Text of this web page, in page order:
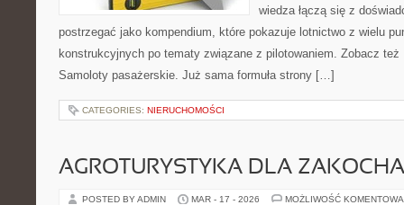
wiedza łączą się z
postrzegać jako kompendium, które pokazuje lotnictwo z wielu
konstrukcyjnych po tematy związane z pilotowaniem. Zobacz
Samoloty pasażerskie. Już sama formuła strony […]
CATEGORIES: NIERUCHOMOŚCI
AGROTURYSTYKA DLA
POSTED BY ADMIN MAR - 17 - 2026 MOŻLIWOŚĆ